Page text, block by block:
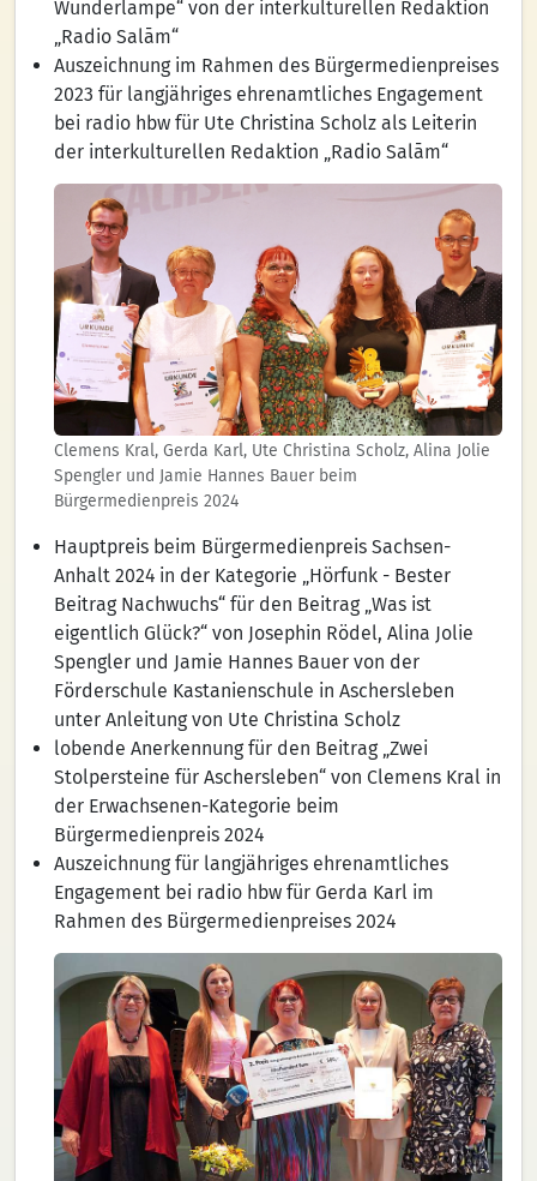
Wunderlampe“ von der interkulturellen Redaktion
„Radio Salām“
Auszeichnung im Rahmen des Bürgermedienpreises
2023 für langjähriges ehrenamtliches Engagement
bei radio hbw für Ute Christina Scholz als Leiterin
der interkulturellen Redaktion „Radio Salām“
Clemens Kral, Gerda Karl, Ute Christina Scholz, Alina Jolie
Spengler und Jamie Hannes Bauer beim
Bürgermedienpreis 2024
Hauptpreis beim Bürgermedienpreis Sachsen-
Anhalt 2024 in der Kategorie „Hörfunk - Bester
Beitrag Nachwuchs“ für den Beitrag „Was ist
eigentlich Glück?“ von Josephin Rödel, Alina Jolie
Spengler und Jamie Hannes Bauer von der
Förderschule Kastanienschule in Aschersleben
unter Anleitung von Ute Christina Scholz
lobende Anerkennung für den Beitrag „Zwei
Stolpersteine für Aschersleben“ von Clemens Kral in
der Erwachsenen-Kategorie beim
Bürgermedienpreis 2024
Auszeichnung für langjähriges ehrenamtliches
Engagement bei radio hbw für Gerda Karl im
Rahmen des Bürgermedienpreises 2024